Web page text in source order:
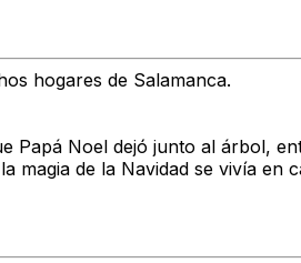
hogares de Salamanca.
Papá Noel dejó junto al árbol,
de la Navidad se vivía en